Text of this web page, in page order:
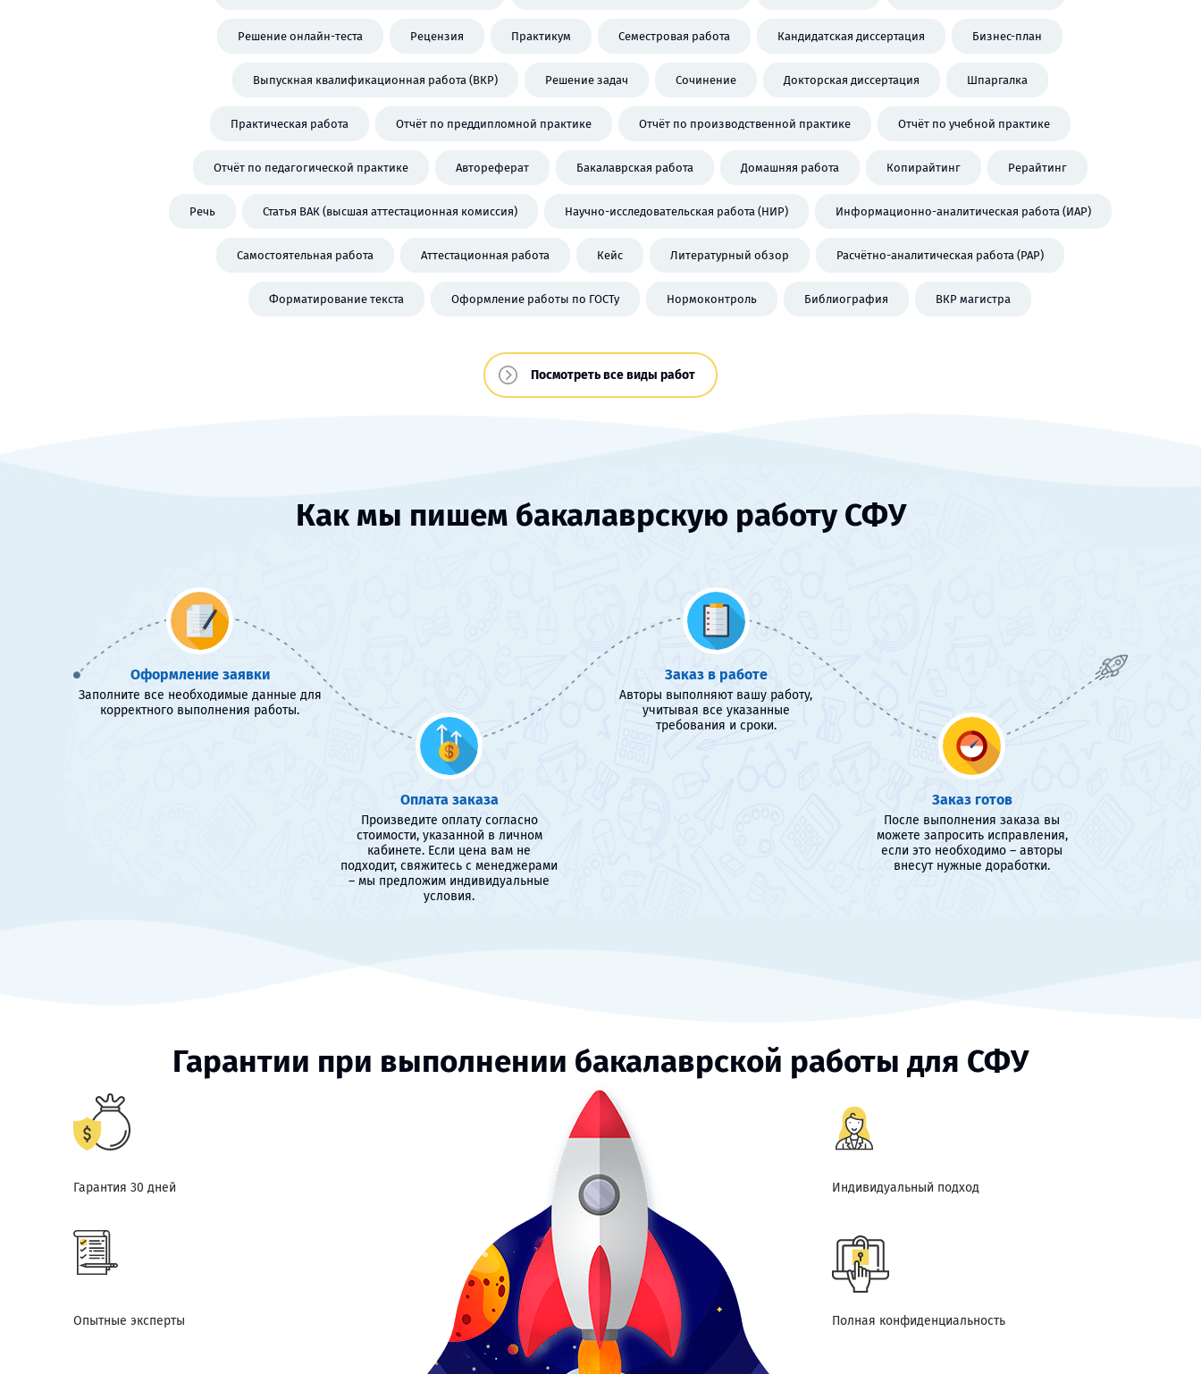
Решение онлайн-теста Рецензия Практикум Семестровая работа Кандидатская диссертация Бизнес-план
Выпускная квалификационная работа (ВКР) Решение задач Сочинение Докторская диссертация Шпаргалка
Практическая работа Отчёт по преддипломной практике Отчёт по производственной практике Отчёт по учебной практике
Отчёт по педагогической практике Автореферат Бакалаврская работа Домашняя работа Копирайтинг Рерайтинг
Речь Статья ВАК (высшая аттестационная комиссия) Научно-исследовательская работа (НИР) Информационно-аналитическая работа (ИАР)
Самостоятельная работа Аттестационная работа Кейс Литературный обзор Расчётно-аналитическая работа (РАР)
Форматирование текста Оформление работы по ГОСТу Нормоконтроль Библиография ВКР магистра
Посмотреть все виды работ
Как мы пишем бакалаврскую работу СФУ
Оформление заявки
Заполните все необходимые данные для
корректного выполнения работы.
Оплата заказа
Произведите оплату согласно
стоимости, указанной в личном
кабинете. Если цена вам не
подходит, свяжитесь с менеджерами
– мы предложим индивидуальные
условия.
Заказ в работе
Авторы выполняют вашу работу,
учитывая все указанные
требования и сроки.
Заказ готов
После выполнения заказа вы
можете запросить исправления,
если это необходимо – авторы
внесут нужные доработки.
Гарантии при выполнении бакалаврской работы для СФУ
Гарантия 30 дней Индивидуальный подход
Опытные эксперты Полная конфиденциальность